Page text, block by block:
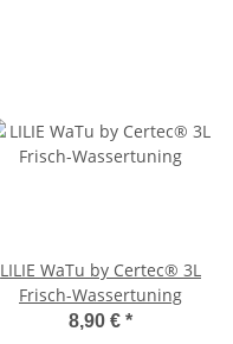
LILIE WaTu by Certec® 3L
Frisch-Wassertuning
8,90 € *